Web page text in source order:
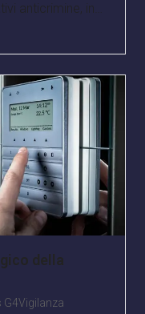
anticrimine, in…
della
G4Vigilanza